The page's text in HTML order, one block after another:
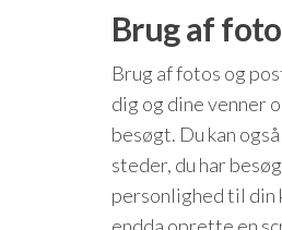
Brug af
Brug af fotos og
dig og dine venner
besøgt. Du kan
steder, du har
personlighed til din